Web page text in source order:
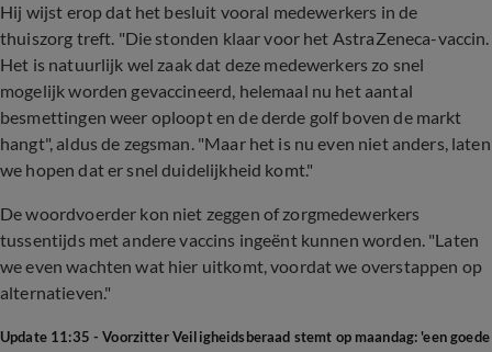
Hij wijst erop dat het besluit vooral medewerkers in de
thuiszorg treft. "Die stonden klaar voor het AstraZeneca-vaccin.
Het is natuurlijk wel zaak dat deze medewerkers zo snel
mogelijk worden gevaccineerd, helemaal nu het aantal
besmettingen weer oploopt en de derde golf boven de markt
hangt", aldus de zegsman. "Maar het is nu even niet anders, laten
we hopen dat er snel duidelijkheid komt."
De woordvoerder kon niet zeggen of zorgmedewerkers
tussentijds met andere vaccins ingeënt kunnen worden. "Laten
we even wachten wat hier uitkomt, voordat we overstappen op
alternatieven."
Update 11:35 - Voorzitter Veiligheidsberaad stemt op maandag: 'een goede